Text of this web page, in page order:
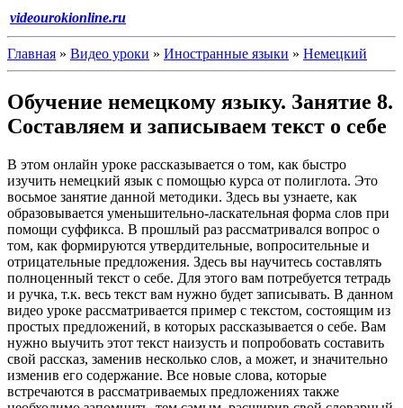
videourokionline.ru
Главная » Видео уроки » Иностранные языки » Немецкий
Обучение немецкому языку. Занятие 8.
Составляем и записываем текст о себе
В этом онлайн уроке рассказывается о том, как быстро
изучить немецкий язык с помощью курса от полиглота. Это
восьмое занятие данной методики. Здесь вы узнаете, как
образовывается уменьшительно-ласкательная форма слов при
помощи суффикса. В прошлый раз рассматривался вопрос о
том, как формируются утвердительные, вопросительные и
отрицательные предложения. Здесь вы научитесь составлять
полноценный текст о себе. Для этого вам потребуется тетрадь
и ручка, т.к. весь текст вам нужно будет записывать. В данном
видео уроке рассматривается пример с текстом, состоящим из
простых предложений, в которых рассказывается о себе. Вам
нужно выучить этот текст наизусть и попробовать составить
свой рассказ, заменив несколько слов, а может, и значительно
изменив его содержание. Все новые слова, которые
встречаются в рассматриваемых предложениях также